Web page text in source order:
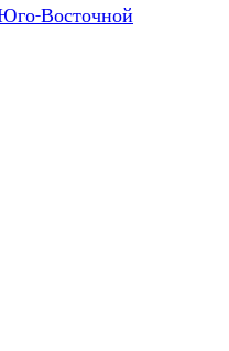
Восточной